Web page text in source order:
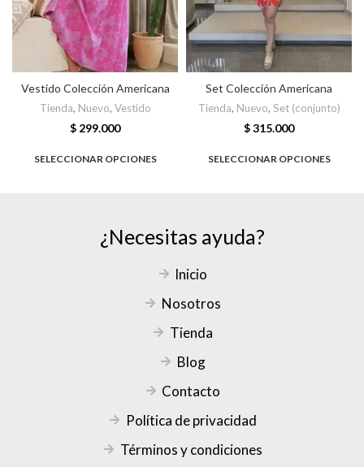
Vestido Colección Americana
Tienda, Nuevo, Vestido
$ 299.000
SELECCIONAR OPCIONES
Set Colección Americana
Tienda, Nuevo, Set (conjunto)
$315.000
SELECCIONAR OPCIONES
¿Necesitas ayuda?
Inicio
Nosotros
Tienda
Blog
Contacto
Política de privacidad
Términos y condiciones